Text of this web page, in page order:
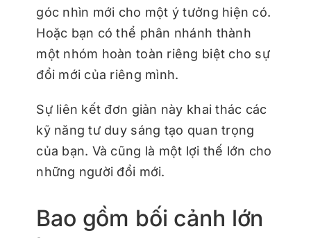
góc nhìn mới cho một ý tưởng hiện có.
Hoặc bạn có thể phân nhánh thành
một nhóm hoàn toàn riêng biệt cho sự
đổi mới của riêng mình.
Sự liên kết đơn giản này khai thác các
kỹ năng tư duy sáng tạo quan trọng
của bạn. Và cũng là một lợi thế lớn cho
những người đổi mới.
Bao gồm bối cảnh lớn